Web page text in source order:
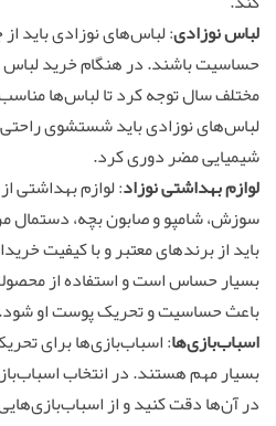
لباس نوزادی: لباس‌های نوزادی باید
حساسیت باشند. در هنگام خرید لباس
مختلف سال توجه کرد تا لباس‌ها
لباس‌های نوزادی باید شستشوی راحتی
شیمیایی مضر دوری کرد.
لوازم بهداشتی نوزاد: لوازم بهداشتی
سوزش، شامپو و صابون بچه، دستمال
باید از برندهای معتبر و با کیفیت
بسیار حساس است و استفاده از
باعث حساسیت و تحریک پوست او شود.
اسباب‌بازی‌ها: اسباب‌بازی‌ها برای
بسیار مهم هستند. در انتخاب
در آن‌ها دقت کنید و از